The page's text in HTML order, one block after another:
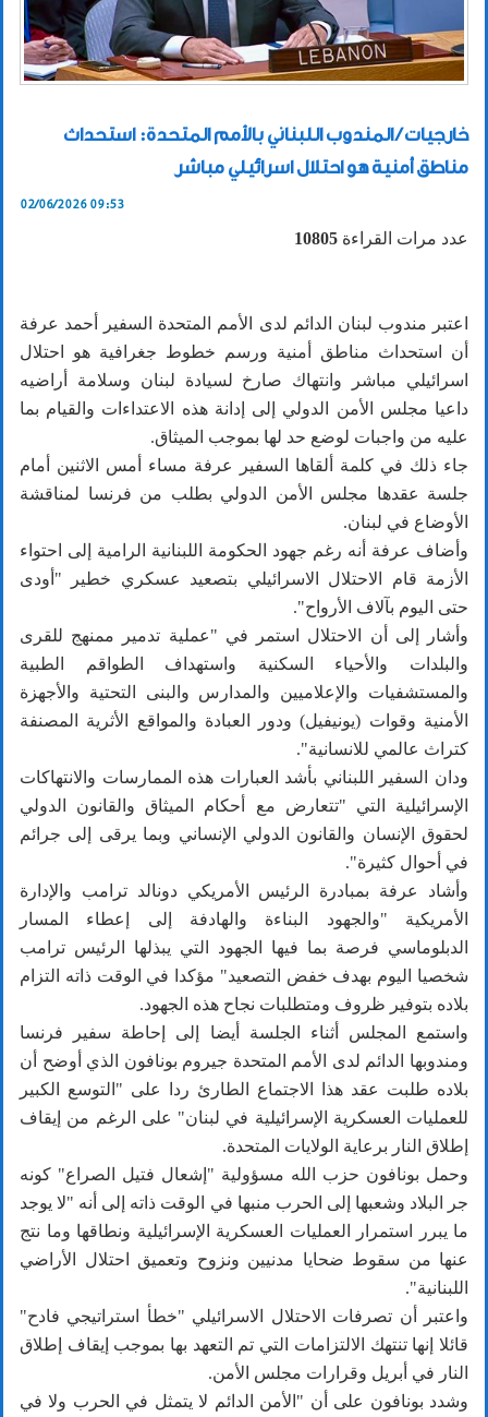
خارجيات / المندوب اللبناني بالأمم المتحدة: استحداث
مناطق أمنية هو احتلال اسرائيلي مباشر
02/06/2026 09:53
عدد مرات القراءة 10805
اعتبر مندوب لبنان الدائم لدى الأمم المتحدة السفير أحمد عرفة
أن استحداث مناطق أمنية ورسم خطوط جغرافية هو احتلال
اسرائيلي مباشر وانتهاك صارخ لسيادة لبنان وسلامة أراضيه
داعيا مجلس الأمن الدولي إلى إدانة هذه الاعتداءات والقيام بما
عليه من واجبات لوضع حد لها بموجب الميثاق.
جاء ذلك في كلمة ألقاها السفير عرفة مساء أمس الاثنين أمام
جلسة عقدها مجلس الأمن الدولي بطلب من فرنسا لمناقشة
الأوضاع في لبنان.
وأضاف عرفة أنه رغم جهود الحكومة اللبنانية الرامية إلى احتواء
الأزمة قام الاحتلال الاسرائيلي بتصعيد عسكري خطير "أودى
حتى اليوم بآلاف الأرواح".
وأشار إلى أن الاحتلال استمر في "عملية تدمير ممنهج للقرى
والبلدات والأحياء السكنية واستهداف الطواقم الطبية
والمستشفيات والإعلاميين والمدارس والبنى التحتية والأجهزة
الأمنية وقوات (يونيفيل) ودور العبادة والمواقع الأثرية المصنفة
كتراث عالمي للانسانية".
ودان السفير اللبناني بأشد العبارات هذه الممارسات والانتهاكات
الإسرائيلية التي "تتعارض مع أحكام الميثاق والقانون الدولي
لحقوق الإنسان والقانون الدولي الإنساني وبما يرقى إلى جرائم
في أحوال كثيرة".
وأشاد عرفة بمبادرة الرئيس الأمريكي دونالد ترامب والإدارة
الأمريكية "والجهود البناءة والهادفة إلى إعطاء المسار
الدبلوماسي فرصة بما فيها الجهود التي يبذلها الرئيس ترامب
شخصيا اليوم بهدف خفض التصعيد" مؤكدا في الوقت ذاته التزام
بلاده بتوفير ظروف ومتطلبات نجاح هذه الجهود.
واستمع المجلس أثناء الجلسة أيضا إلى إحاطة سفير فرنسا
ومندوبها الدائم لدى الأمم المتحدة جيروم بونافون الذي أوضح أن
بلاده طلبت عقد هذا الاجتماع الطارئ ردا على "التوسع الكبير
للعمليات العسكرية الإسرائيلية في لبنان" على الرغم من إيقاف
إطلاق النار برعاية الولايات المتحدة.
وحمل بونافون حزب الله مسؤولية "إشعال فتيل الصراع" كونه
جر البلاد وشعبها إلى الحرب منبها في الوقت ذاته إلى أنه "لا يوجد
ما يبرر استمرار العمليات العسكرية الإسرائيلية ونطاقها وما نتج
عنها من سقوط ضحايا مدنيين ونزوح وتعميق احتلال الأراضي
اللبنانية".
واعتبر أن تصرفات الاحتلال الاسرائيلي "خطأ استراتيجي فادح"
قائلا إنها تنتهك الالتزامات التي تم التعهد بها بموجب إيقاف إطلاق
النار في أبريل وقرارات مجلس الأمن.
وشدد بونافون على أن "الأمن الدائم لا يتمثل في الحرب ولا في